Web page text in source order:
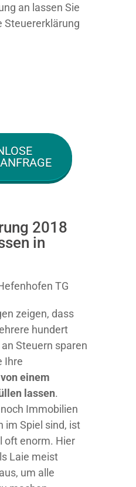
an lassen Sie
Steuererklärung
2018
in
zeigen, dass
hundert
Steuern sparen
Ihre
einem
lassen.
Immobilien
im Spiel sind, ist
oft enorm. Hier
Laie meist
um alle